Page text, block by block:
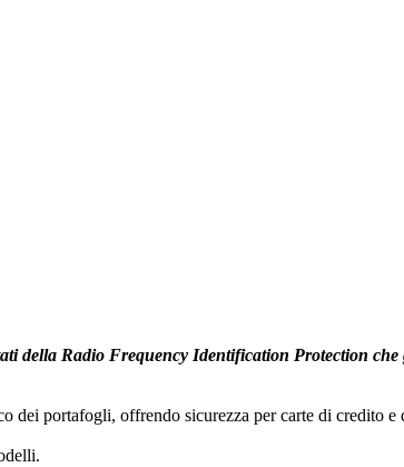
della Radio Frequency Identification Protection che
dei portafogli, offrendo sicurezza per carte di credito